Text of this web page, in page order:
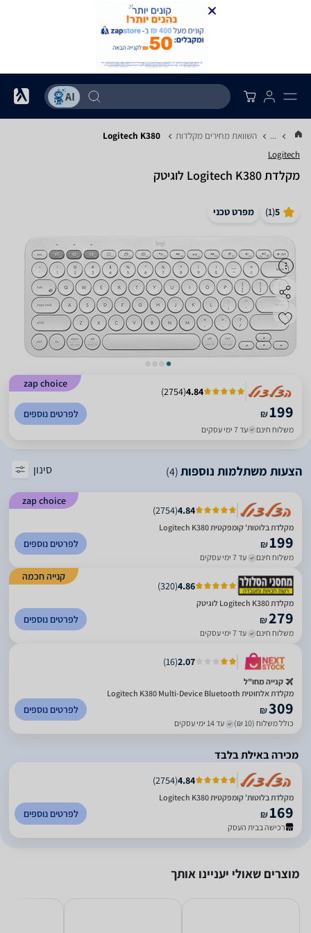
... השוואת מחירים מקלדות Logitech K380
Logitech
‏מקלדת Logitech K380 לוגיטק
5
(
1
) מפרט טכני
zap choice
4.84
(
2754
)
₪199
משלוח חינם עד 7 ימי עסקים
לפרטים נוספים
הצעות משתלמות נוספות(4) סינון
zap choice
4.84
(
2754
)
מקלדת בלוטות' קומפקטית Logitech K380
₪199
משלוח חינם עד 7 ימי עסקים
לפרטים נוספים
קנייה חכמה
4.86
(
320
)
‏מקלדת Logitech K380 לוגיטק
₪279
משלוח חינם עד 7 ימי עסקים
לפרטים נוספים
2.07
(
16
)
קנייה מחו"ל
מקלדת אלחוטית Logitech K380 Multi-Device Bluetooth
₪309
כולל משלוח (10 ₪) עד 14 ימי עסקים
לפרטים נוספים
מכירה באילת בלבד
4.84
(
2754
)
מקלדת בלוטות' קומפקטית Logitech K380
₪169
רכישה בבית העסק
לפרטים נוספים
מוצרים שאולי יעניינו אותך